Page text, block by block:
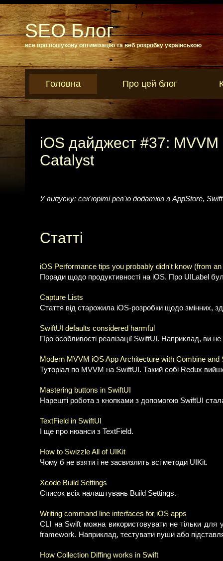
SEO Блог
все про пошукову оптимізацію та веб розробку українською
Головна Про цей блог
iOS дайджест #37: MVVM
Catalyst
У випуску: сек'юріті рев'ю додатків в AppStore,
Статті
iOS Performance tips you probably didn't know (from
Поради щодо продуктивності на iOS. Про UILabel
Capture Lists
Стаття від старожила iOS-розробки щодо змінних,
SwiftUI defaults considered harmful
Про особливості реалізації SwiftUI. Наприклад, ви
Modern MVVM iOS App Architecture with Combine and
Туторіал по MVVM на SwiftUI. Такий собі Redux
Mastering buttons in SwiftUI
Нарешті робота з кнопками з допомогою SwiftUI
TextField in SwiftUI
І ще про нюанси з TextField.
How to Swizzle All of UIKit
Чому б не взяти і не засвизлить всі методи UIKit.
Xcode Build Settings
Список всіх налаштувань Build Settings.
Writing command line interfaces for iOS apps
CLI на Swift можна використовувати не тільки для
framework. Наприклад, тестувати пуши або
How Collection Diffing works in Swift